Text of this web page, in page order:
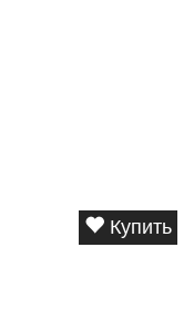
Купить